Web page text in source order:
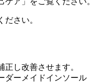
ださい。
し改善させます。
ダーメイドインソール